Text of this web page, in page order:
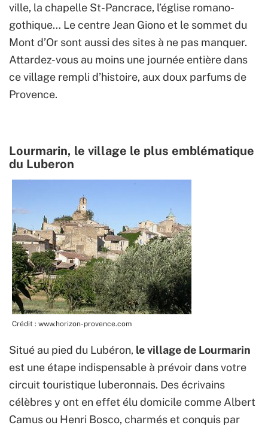
ville, la chapelle St-Pancrace, l’église romano-
gothique… Le centre Jean Giono et le sommet du
Mont d’Or sont aussi des sites à ne pas manquer.
Attardez-vous au moins une journée entière dans
ce village rempli d’histoire, aux doux parfums de
Provence.
Lourmarin, le village le plus emblématique
du Luberon
Crédit : www.horizon-provence.com
Situé au pied du Lubéron, le village de Lourmarin
est une étape indispensable à prévoir dans votre
circuit touristique luberonnais. Des écrivains
célèbres y ont en effet élu domicile comme Albert
Camus ou Henri Bosco, charmés et conquis par